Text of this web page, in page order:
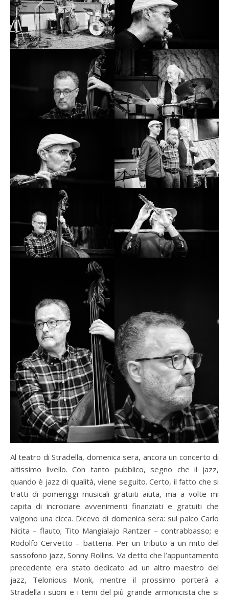
Al teatro di Stradella, domenica sera, ancora un concerto di
altissimo livello. Con tanto pubblico, segno che il jazz,
quando è jazz di qualità, viene seguito. Certo, il fatto che si
tratti di pomeriggi musicali gratuiti aiuta, ma a volte mi
capita di incrociare avvenimenti finanziati e gratuiti che
valgono una cicca. Dicevo di domenica sera: sul palco Carlo
Nicita – flauto; Tito Mangialajo Rantzer – contrabbasso; e
Rodolfo Cervetto – batteria. Per un tributo a un mito del
sassofono jazz, Sonny Rollins. Va detto che l’appuntamento
precedente era stato dedicato ad un altro maestro del
jazz, Telonious Monk, mentre il prossimo porterà a
Stradella i suoni e i temi del più grande armonicista che si